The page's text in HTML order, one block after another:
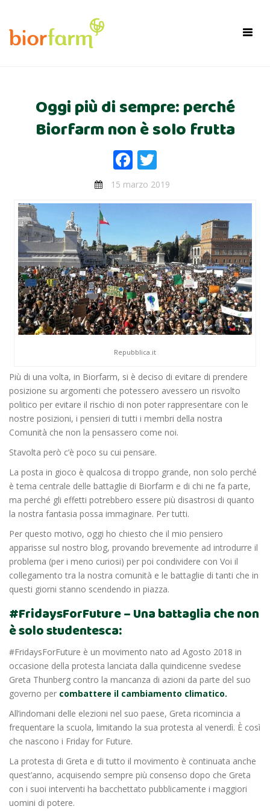
Oggi più di sempre: perché
Biorfarm non è solo frutta
Facebook
15 marzo 2019
Repubblica.it
Più di una volta, in Biorfarm, si è deciso di evitare di prendere
posizione su argomenti che potessero avessero un risvolto
politico per evitare il rischio di non poter rappresentare con le
nostre posizioni, i pensieri di tutti i membri della nostra
Comunità che non la pensassero come noi.
Stavolta però c’è poco su cui pensare.
La posta in gioco è qualcosa di troppo grande, non solo perché
è tema centrale delle battaglie di Biorfarm e di chi ne fa parte,
ma perché gli effetti potrebbero essere più disastrosi di quanto
la nostra fantasia possa immaginare. Per tutti.
Per questo motivo, oggi ho chiesto che il mio pensiero
apparisse sul nostro blog, provando brevemente ad introdurre il
problema (per i meno curiosi) per poi condividere con Voi il
collegamento tra la nostra comunità e le battaglie di tanti che in
questi giorni stanno scendendo in piazza.
#FridaysForFuture – Una battaglia che non
è solo studentesca:
#FridaysForFuture è un movimento nato ad Agosto 2018 in
occasione della protesta lanciata dalla quindicenne svedese
Greta Thunberg contro la mancanza di azioni da parte del suo
governo per combattere il cambiamento climatico.
All’indomani delle elezioni nel suo paese, Greta ricomincia a
frequentare la scuola, limitando la sua protesta al venerdì. È così
che nascono i Friday for Future.
La protesta di Greta e di tutto il movimento è continuata anche
quest’anno, acquisendo sempre più consenso dopo che Greta
con i suoi interventi ha bacchettato pubblicamente i maggiori
uomini di potere.